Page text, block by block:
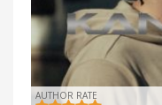
AUTHOR RATE